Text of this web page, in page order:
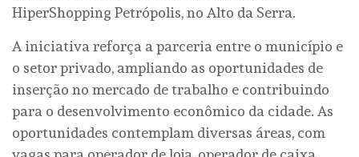
HiperShopping Petrópolis, no Alto da Serra.
A iniciativa reforça a parceria entre o município e
o setor privado, ampliando as oportunidades de
inserção no mercado de trabalho e contribuindo
para o desenvolvimento econômico da cidade. As
oportunidades contemplam diversas áreas, com